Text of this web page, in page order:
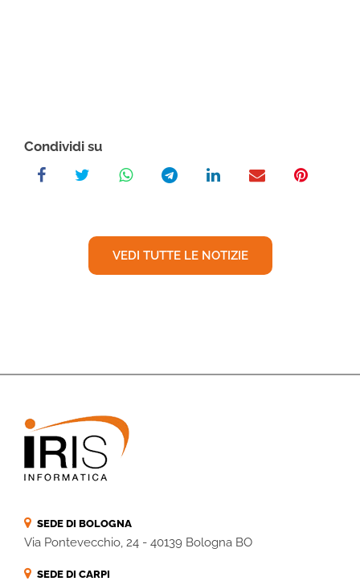
Condividi su
VEDI TUTTE LE NOTIZIE
SEDE DI BOLOGNA
Via Pontevecchio, 24 - 40139 Bologna BO
SEDE DI CARPI